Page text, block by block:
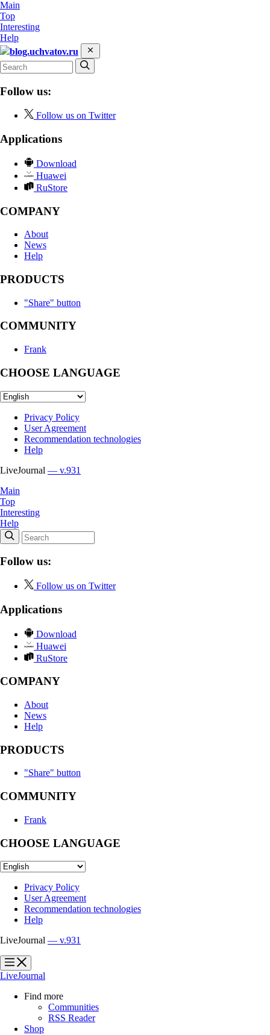
Main
Top
Interesting
Help
blog.uchvatov.ru
Follow us:
Follow us on Twitter
Applications
Download
Huawei
RuStore
COMPANY
About
News
Help
PRODUCTS
"Share" button
COMMUNITY
Frank
CHOOSE LANGUAGE
Privacy Policy
User Agreement
Recommendation technologies
Help
LiveJournal — v.931
Main
Top
Interesting
Help
Follow us:
Follow us on Twitter
Applications
Download
Huawei
RuStore
COMPANY
About
News
Help
PRODUCTS
"Share" button
COMMUNITY
Frank
CHOOSE LANGUAGE
Privacy Policy
User Agreement
Recommendation technologies
Help
LiveJournal — v.931
?
?
LiveJournal
Find more
Communities
RSS Reader
Shop